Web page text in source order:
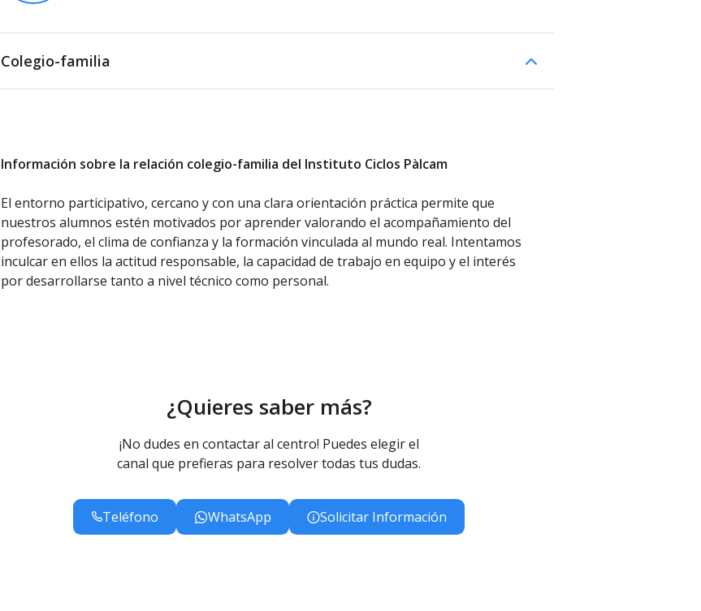
Colegio-familia
Información sobre la relación colegio-familia del Instituto Ciclos Pàlcam
El entorno participativo, cercano y con una clara orientación práctica permite que
nuestros alumnos estén motivados por aprender valorando el acompañamiento del
profesorado, el clima de confianza y la formación vinculada al mundo real. Intentamos
inculcar en ellos la actitud responsable, la capacidad de trabajo en equipo y el interés
por desarrollarse tanto a nivel técnico como personal.
¿Quieres saber más?
¡No dudes en contactar al centro! Puedes elegir el
canal que prefieras para resolver todas tus dudas.
Teléfono WhatsApp Solicitar Información